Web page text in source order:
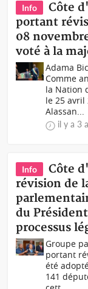
Info
Côte
portant
08
voté à la
Adama
Comme
la Nation
le 25 avril
Alassan...
il y a 3
Info
Côte
révision de
du
processus
Groupe
portant
été
141